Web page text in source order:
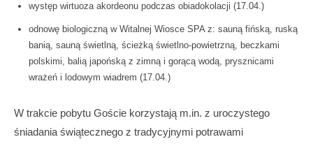
występ wirtuoza akordeonu podczas obiadokolacji (17.04.)
odnowę biologiczną w Witalnej Wiosce SPA z: sauną fińską, ruską
banią, sauną świetlną, ścieżką świetlno-powietrzną, beczkami
polskimi, balią japońską z zimną i gorącą wodą, prysznicami
wrażeń i lodowym wiadrem (17.04.)
W trakcie pobytu Goście korzystają m.in. z uroczystego
śniadania świątecznego z tradycyjnymi potrawami